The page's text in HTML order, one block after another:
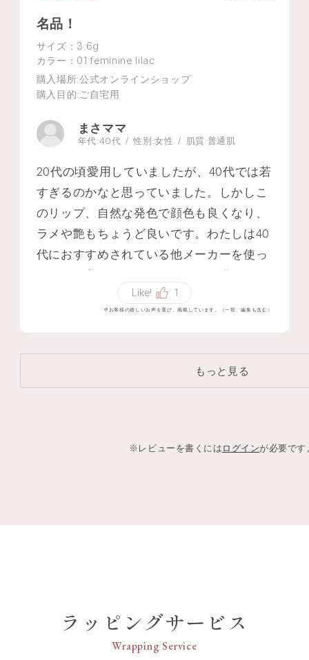
名品！
サイズ：3.6g
カラー：01 feminine lilac
購入場所:公式オンラインショップ
購入目的:ご自宅用
まさママ
年代:40代 性別:女性 肌質:普通肌
20代の頃愛用していましたが、40代では若
すぎるのかなと思っていました。しかしこ
のリップ、自然な発色で顔色も良くなり、
ラメや艶もちょうど良いです。わたしは40
代におすすめされている他メーカーを使っ
たほうが老けてしまいました。40代にもお
Like! 1
※お客様の嬉しいお声を選び、掲載しています。（一部、編集も含む）
もっと見る
※レビューを書くにはログインが必要です
ラッピングサービス
Wrapping Service